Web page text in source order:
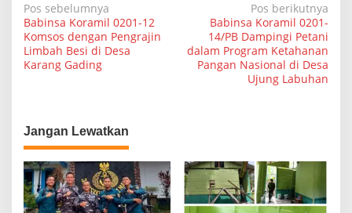
N
a
v
a
s
i
p
Pos sebelumnya
Babinsa Koramil 0201-12
Komsos dengan Pengrajin
Limbah Besi di Desa
Karang Gading
Pos berikutnya
Babinsa Koramil 0201-
14/PB Dampingi Petani
dalam Program Ketahanan
Pangan Nasional di Desa
Ujung Labuhan
Jangan Lewatkan